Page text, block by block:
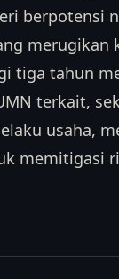
berpotensi
merugikan
tiga tahun
terkait,
usaha,
memitigasi